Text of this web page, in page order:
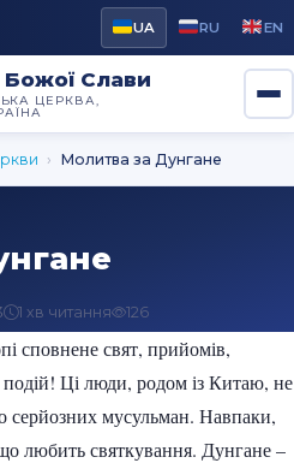
UA RU EN
Слави
ЦЕРКВА,
› Молитва за Дунгане
1 хв читання 126
сповнене свят, прийомів,
Ці люди, родом із Китаю, не
серйозних мусульман. Навпаки,
любить святкування. Дунгане –